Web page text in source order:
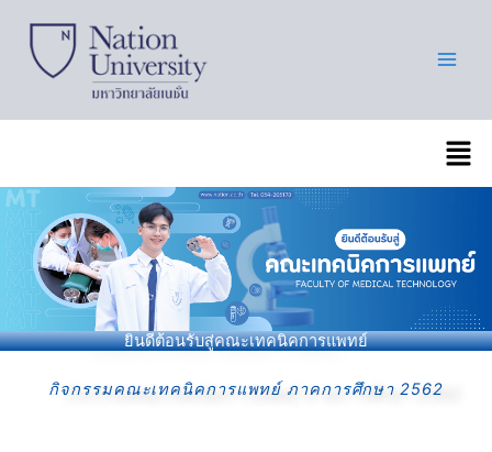
content
เมนู
ยินดีต้อนรับสู่คณะเทคนิคการแพทย์
กิจกรรมคณะเทคนิคการแพทย์ ภาคการศึกษา 2562